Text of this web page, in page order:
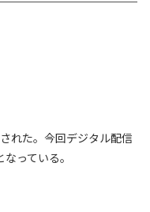
された。今回デジタル配信
っている。